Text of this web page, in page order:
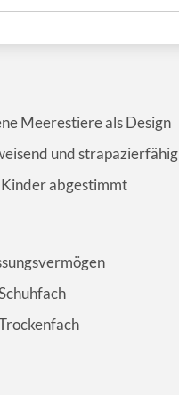
Meerestiere als Design
und strapazierfähig
abgestimmt